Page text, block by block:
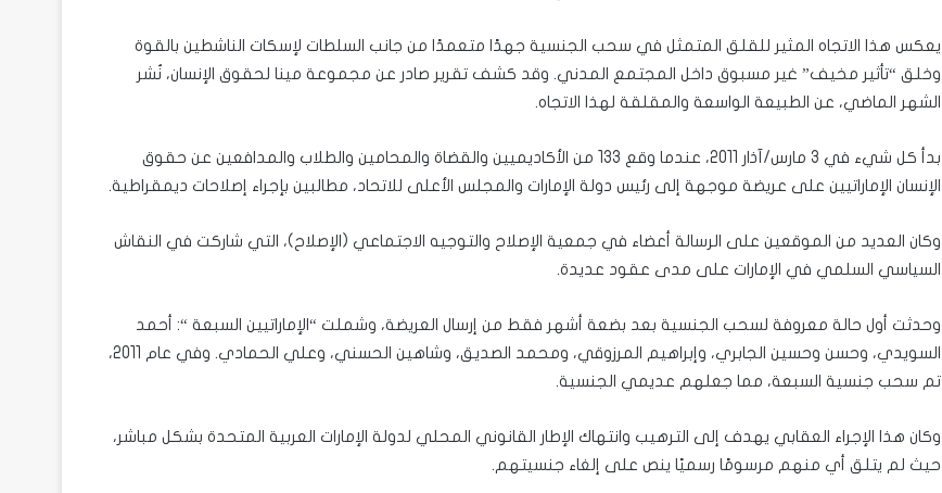
يعكس هذا الاتجاه المثير للقلق المتمثل في سحب الجنسية جهدًا متعمدًا من جانب السلطات لإسكات الناشطين بالقوة
وخلق “تأثير مخيف” غير مسبوق داخل المجتمع المدني. وقد كشف تقرير صادر عن مجموعة مينا لحقوق الإنسان، نُشر
الشهر الماضي، عن الطبيعة الواسعة والمقلقة لهذا الاتجاه.
بدأ كل شيء في 3 مارس/آذار 2011، عندما وقع 133 من الأكاديميين والقضاة والمحامين والطلاب والمدافعين عن حقوق
الإنسان الإماراتيين على عريضة موجهة إلى رئيس دولة الإمارات والمجلس الأعلى للاتحاد، مطالبين بإجراء إصلاحات ديمقراطية.
وكان العديد من الموقعين على الرسالة أعضاء في جمعية الإصلاح والتوجيه الاجتماعي (الإصلاح)، التي شاركت في النقاش
السياسي السلمي في الإمارات على مدى عقود عديدة.
وحدثت أول حالة معروفة لسحب الجنسية بعد بضعة أشهر فقط من إرسال العريضة، وشملت “الإماراتيين السبعة “: أحمد
السويدي، وحسن وحسين الجابري، وإبراهيم المرزوقي، ومحمد الصديق، وشاهين الحسني، وعلي الحمادي. وفي عام 2011،
تم سحب جنسية السبعة، مما جعلهم عديمي الجنسية.
وكان هذا الإجراء العقابي يهدف إلى الترهيب وانتهاك الإطار القانوني المحلي لدولة الإمارات العربية المتحدة بشكل مباشر،
حيث لم يتلق أي منهم مرسومًا رسميًا ينص على إلغاء جنسيتهم.